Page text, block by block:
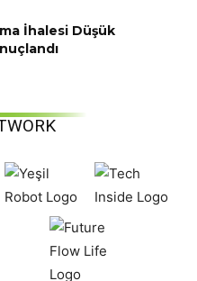
İhalesi Düşük